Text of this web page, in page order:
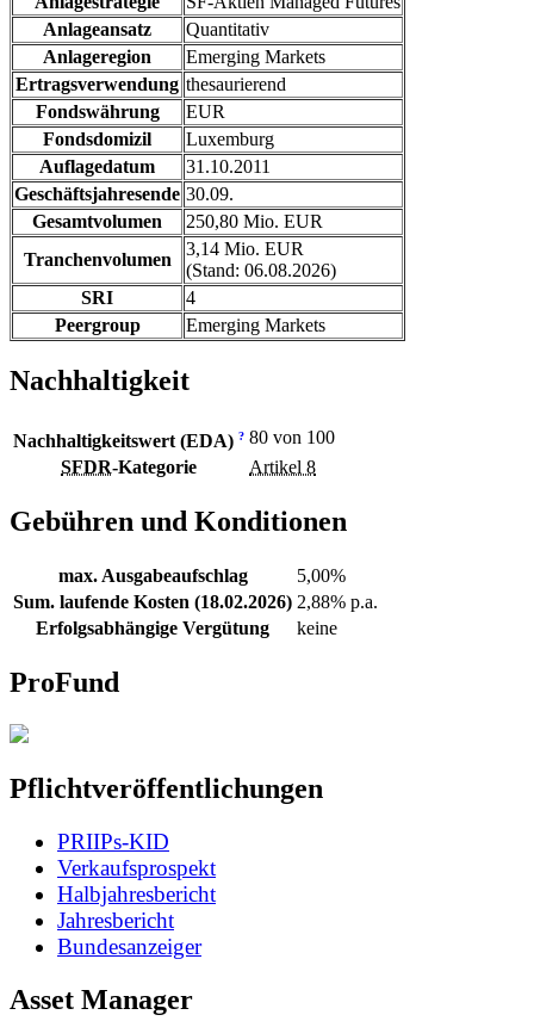
Anlageansatz
Quantitativ
Anlageregion
Emerging Markets
Ertragsverwendung thesaurierend
Fondswährung
EUR
Fondsdomizil
Luxemburg
Auflagedatum
31.10.2011
Geschäftsjahresende 30.09.
Gesamtvolumen
250,80 Mio. EUR
Tranchenvolumen
3,14 Mio. EUR
(Stand: 06.08.2026)
SRI
4
Peergroup
Emerging Markets
Nachhaltigkeit
Nachhaltigkeitswert (EDA) ? 80 von 100
SFDR-Kategorie Artikel 8
Gebühren und Konditionen
max. Ausgabeaufschlag
5,00%
Sum. laufende Kosten (18.02.2026) 2,88% p.a.
Erfolgsabhängige Vergütung
keine
ProFund
Pflichtveröffentlichungen
PRIIPs-KID
Verkaufsprospekt
Halbjahresbericht
Jahresbericht
Bundesanzeiger
Asset Manager